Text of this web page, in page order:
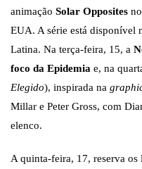
animação Solar Opposites
EUA. A série está disponível
Latina. Na terça-feira, 15, a
foco da Epidemia e, na
Elegido), inspirada na
Millar e Peter Gross, com
elenco.
A quinta-feira, 17, reserva os